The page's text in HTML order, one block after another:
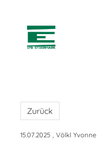
Zurück
15.07.2025 , Völkl Yvonne